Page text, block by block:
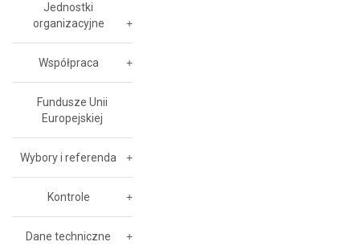
Jednostki
organizacyjne
Współpraca
Fundusze Unii
Europejskiej
Wybory i referenda
Kontrole
Dane techniczne